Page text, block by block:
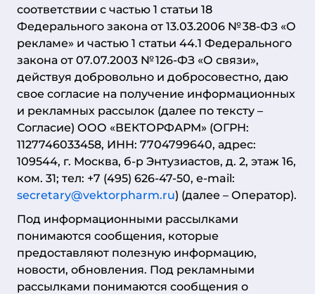
соответствии с частью 1 статьи 18
Федерального закона от 13.03.2006 № 38-ФЗ «О
рекламе» и частью 1 статьи 44.1 Федерального
закона от 07.07.2003 № 126-ФЗ «О связи»,
действуя добровольно и добросовестно, даю
свое согласие на получение информационных
и рекламных рассылок (далее по тексту –
Согласие) ООО «ВЕКТОРФАРМ» (ОГРН:
1127746033458, ИНН: 7704799640, адрес:
109544, г. Москва, б-р Энтузиастов, д. 2, этаж 16,
ком. 31; тел: +7 (495) 626-47-50, e-mail:
secretary@vektorpharm.ru) (далее – Оператор).
Под информационными рассылками
понимаются сообщения, которые
предоставляют полезную информацию,
новости, обновления. Под рекламными
рассылками понимаются сообщения о